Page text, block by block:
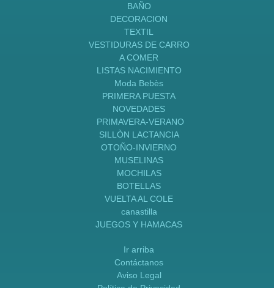
BAÑO
DECORACION
TEXTIL
VESTIDURAS DE CARRO
A COMER
LISTAS NACIMIENTO
Moda Bebès
PRIMERA PUESTA
NOVEDADES
PRIMAVERA-VERANO
SILLÒN LACTANCIA
OTOÑO-INVIERNO
MUSELINAS
MOCHILAS
BOTELLAS
VUELTA AL COLE
canastilla
JUEGOS Y HAMACAS
Ir arriba
Contáctanos
Aviso Legal